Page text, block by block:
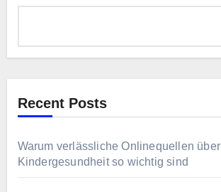
Recent Posts
Warum verlässliche Onlinequellen über
Kindergesundheit so wichtig sind